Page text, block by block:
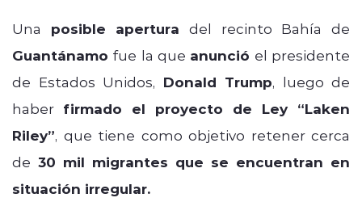
Una posible apertura del recinto Bahía de
Guantánamo fue la que anunció el presidente
de Estados Unidos, Donald Trump, luego de
haber firmado el proyecto de Ley “Laken
Riley”, que tiene como objetivo retener cerca
de 30 mil migrantes que se encuentran en
situación irregular.